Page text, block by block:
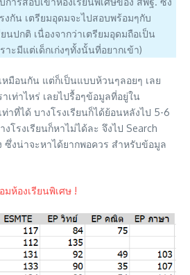
กัน เตรียมอุดมจะไปสอบพร้อมๆกับ
นปกติ เนื่องจากว่าเตรียมอุดมถือเป็น
าะมีแต่เด็กเก่งๆทั้งนั้นที่อยากเข้า)
หมือนกัน แต่ก็เป็นแบบห้วนๆลอยๆ เลย
เท่าไหร่ เลยไปรื้อๆข้อมูลที่อยู่ใน
ท่าที่ได้ บางโรงเรียนก็ได้ย้อนหลังไป 5-6
โรงเรียนก็หาไม่ได้ละ จึงไป Search
ซึ่งน่าจะหาได้ยากพอควร สำหรับข้อมูล
ห้องเรียนพิเศษ !